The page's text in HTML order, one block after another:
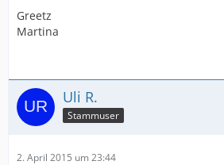
Greetz
Martina
Uli R.
Stammuser
2. April 2015 um 23:44